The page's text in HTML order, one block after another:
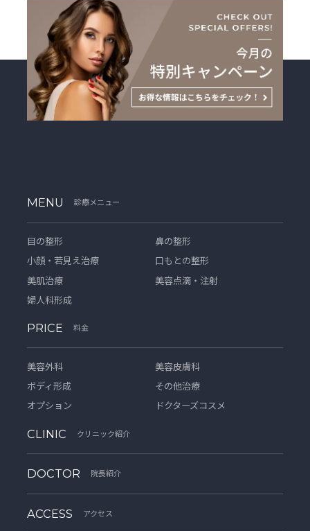
MENU 診療メニュー
目の整形
鼻の整形
小顔・若見え治療
口もとの整形
美肌治療
美容点滴・注射
婦人科形成
PRICE 料金
美容外科
美容皮膚科
ボディ形成
その他治療
オプション
ドクターズコスメ
CLINIC クリニック紹介
DOCTOR 院長紹介
ACCESS アクセス